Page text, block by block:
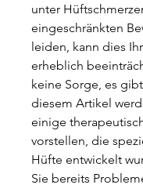
unter
eingeschränkten
leiden, kann dies
erheblich
keine Sorge, es
diesem Artikel
einige
vorstellen, die
Hüfte entwickelt
Sie bereits